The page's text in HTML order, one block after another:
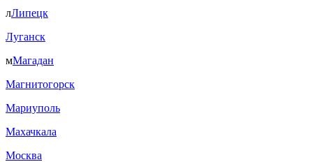
лЛипецк
Луганск
мМагадан
Магнитогорск
Мариуполь
Махачкала
Москва